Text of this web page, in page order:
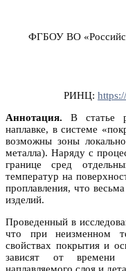
ФГБОУ ВО
РИНЦ:
Аннотация. В статье
наплавке, в системе
возможны зоны
металла). Наряду с
границе сред
температур на
проплавления, что
изделий.
Проведенный в
что при неизменном
свойствах покрытия и
зависят от времени